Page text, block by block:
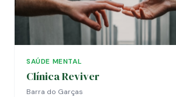
SAÚDE MENTAL
Clínica Reviver
Barra do Garças